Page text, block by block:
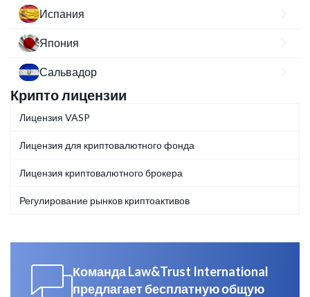
Испания
Япония
Сальвадор
Крипто лицензии
Лицензия VASP
Лицензия для криптовалютного фонда
Лицензия криптовалютного брокера
Регулирование рынков криптоактивов
Команда Law&Trust International
предлагает бесплатную общую